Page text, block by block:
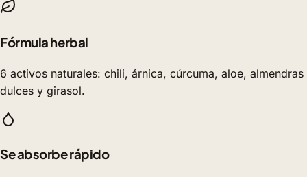
Fórmula herbal
6 activos naturales: chili, árnica, cúrcuma, aloe, almendras
dulces y girasol.
Se absorbe rápido